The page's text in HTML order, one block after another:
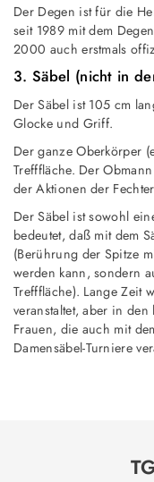
Der Degen ist für die
seit 1989 mit dem
2000 auch erstmals
3. Säbel (nicht in
Der Säbel ist 105 cm
Glocke und Griff.
Der ganze Oberkörper
Trefffläche. Der
der Aktionen der
Der Säbel ist sowohl
bedeutet, daß mit dem
(Berührung der Spitze
werden kann, sondern
Trefffläche). Lange Zeit
veranstaltet, aber in den
Frauen, die auch mit
Damensäbel-Turniere